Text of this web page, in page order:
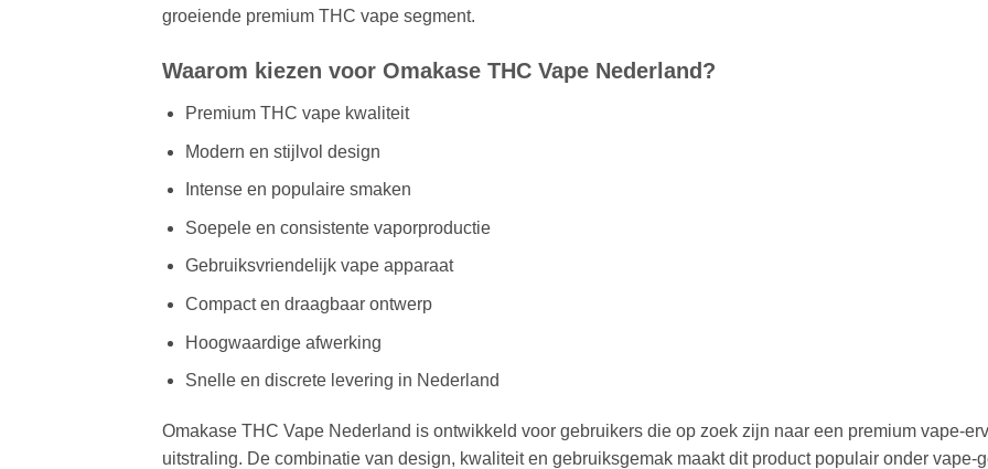
groeiende premium THC vape segment.
Waarom kiezen voor Omakase THC Vape Nederland?
Premium THC vape kwaliteit
Modern en stijlvol design
Intense en populaire smaken
Soepele en consistente vaporproductie
Gebruiksvriendelijk vape apparaat
Compact en draagbaar ontwerp
Hoogwaardige afwerking
Snelle en discrete levering in Nederland
Omakase THC Vape Nederland is ontwikkeld voor gebruikers die op zoek zijn naar een premium vape-
uitstraling. De combinatie van design, kwaliteit en gebruiksgemak maakt dit product populair onder vape-